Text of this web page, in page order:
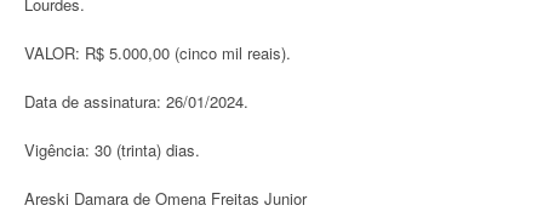
VALOR: R$ 5.000,00 (cinco mil reais).
Data de assinatura: 26/01/2024.
Vigência: 30 (trinta) dias.
Areski Damara de Omena Freitas Junior